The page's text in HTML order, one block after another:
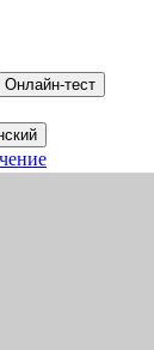
Онлайн-тест